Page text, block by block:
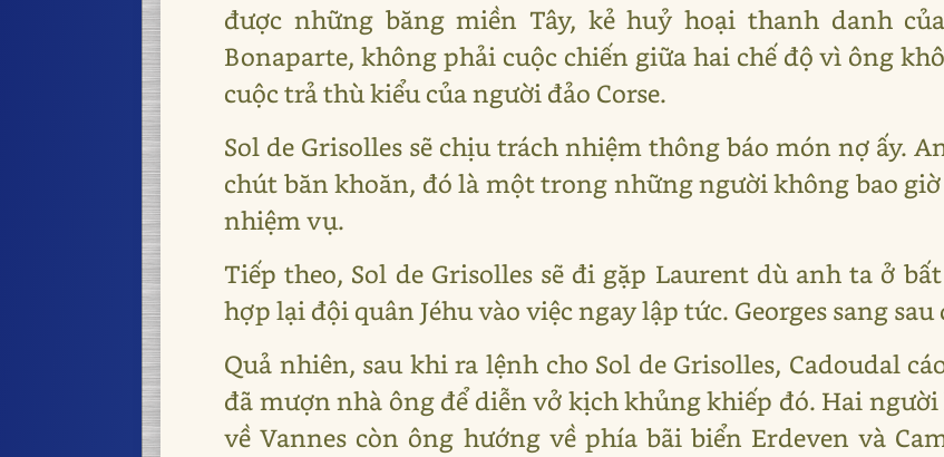
được những băng miền Tây, kẻ huỷ hoại thanh danh
Bonaparte, không phải cuộc chiến giữa hai chế độ vì ông
cuộc trả thù kiểu của người đảo Corse.
Sol de Grisolles sẽ chịu trách nhiệm thông báo món nợ ấy.
chút băn khoăn, đó là một trong những người không bao
nhiệm vụ.
Tiếp theo, Sol de Grisolles sẽ đi gặp Laurent dù anh ta ở
hợp lại đội quân Jéhu vào việc ngay lập tức. Georges sang sau
Quả nhiên, sau khi ra lệnh cho Sol de Grisolles, Cadoudal
đã mượn nhà ông để diễn vở kịch khủng khiếp đó. Hai người
về Vannes còn ông hướng về phía bãi biển Erdeven và